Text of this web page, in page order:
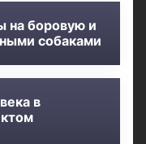
на боровую и
собаками
в